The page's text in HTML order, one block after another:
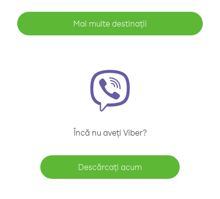
Mai multe destinații
Încă nu aveți Viber?
Descărcați acum